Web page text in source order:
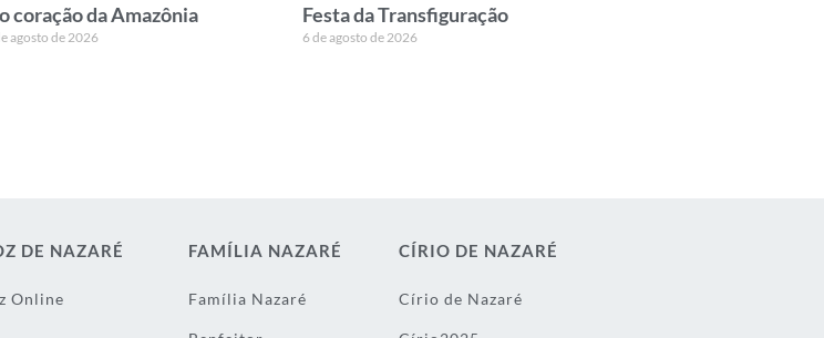
coração da Amazônia
agosto de 2026
Festa da Transfiguração
6 de agosto de 2026
DE NAZARÉ
Online
FAMÍLIA NAZARÉ
Família Nazaré
CÍRIO DE NAZARÉ
Círio de Nazaré